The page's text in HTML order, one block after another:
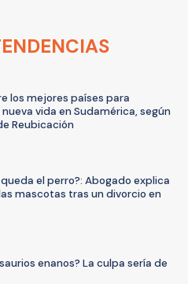
los mejores países para
vida en Sudamérica, según
Reubicación
el perro?: Abogado explica
mascotas tras un divorcio en
enanos? La culpa sería de